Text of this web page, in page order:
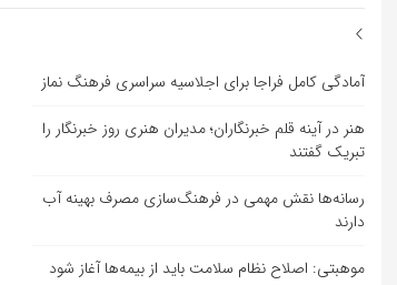
آمادگی کامل فراجا برای اجلاسیه سراسری فرهنگ نماز
هنر در آینه قلم خبرنگاران؛ مدیران هنری روز خبرنگار را
تبریک گفتند
رسانه‌ها نقش مهمی در فرهنگ‌سازی مصرف بهینه آب
دارند
موهبتی: اصلاح نظام سلامت باید از بیمه‌ها آغاز شود